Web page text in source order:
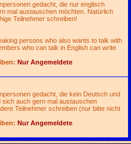
gedacht, die nur englisch
mal austauschen möchten. Natürlich
Teilnehmer schreiben!
persons who also wants to talk with
who can talk in English can write
Nur Angemeldete
gedacht, die kein Deutsch und
auch gern mal austauschen
Teilnehmer schreiben (nur bitte nicht
Nur Angemeldete